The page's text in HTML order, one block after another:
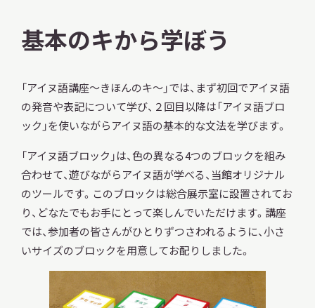
もっと知りたい博物館のこと！
2026.08.07（金）
明日 開館日OPEN
基本のキから学ぼう
「アイヌ語講座～きほんのキ～」では、まず初回でアイヌ語
の発音や表記について学び、２回目以降は「アイヌ語ブロ
ック」を使いながらアイヌ語の基本的な文法を学びます。
「アイヌ語ブロック」は、色の異なる4つのブロックを組み
合わせて、遊びながらアイヌ語が学べる、当館オリジナル
のツールです。このブロックは総合展示室に設置されてお
り、どなたでもお手にとって楽しんでいただけます。講座
では、参加者の皆さんがひとりずつさわれるように、小さ
いサイズのブロックを用意してお配りしました。